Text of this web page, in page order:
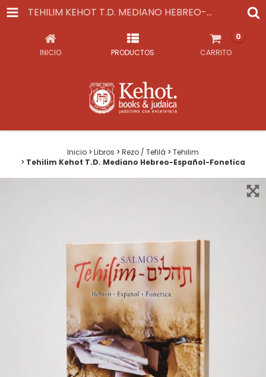
TEHILIM KEHOT T.D. MEDIANO HEBREO-ESPAÑOL-FONETICA
INICIO PRODUCTOS CARRITO
0
Inicio > Libros > Rezo / Tefilá > Tehilim
> Tehilim Kehot T.D. Mediano Hebreo-Español-Fonetica